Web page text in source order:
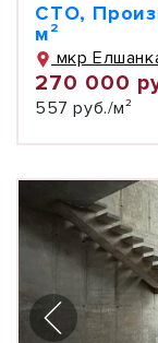
СТО,
м²
мкр
270 000
557 руб./м²